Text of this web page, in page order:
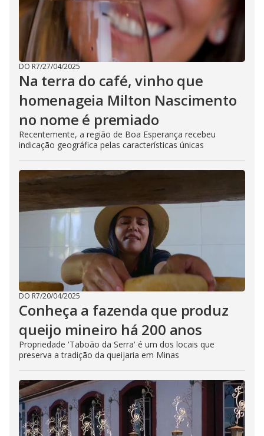
DO R7/27/04/2025
Na terra do café, vinho que
homenageia Milton Nascimento
no nome é premiado
Recentemente, a região de Boa Esperança recebeu
indicação geográfica pelas características únicas
DO R7/20/04/2025
Conheça a fazenda que produz
queijo mineiro há 200 anos
Propriedade 'Taboão da Serra' é um dos locais que
preserva a tradição da queijaria em Minas